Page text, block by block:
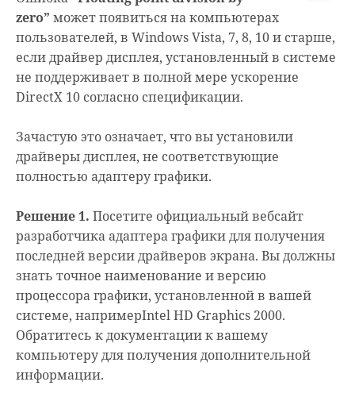
zero” может появиться на компьютерах
пользователей, в Windows Vista, 7, 8, 10 и старше,
если драйвер дисплея, установленный в системе
не поддерживает в полной мере ускорение
DirectX 10 согласно спецификации.
Зачастую это означает, что вы установили
драйверы дисплея, не соответствующие
полностью адаптеру графики.
Решение 1. Посетите официальный вебсайт
разработчика адаптера графики для получения
последней версии драйверов экрана. Вы должны
знать точное наименование и версию
процессора графики, установленной в вашей
системе, напримерIntel HD Graphics 2000.
Обратитесь к документации к вашему
компьютеру для получения дополнительной
информации.